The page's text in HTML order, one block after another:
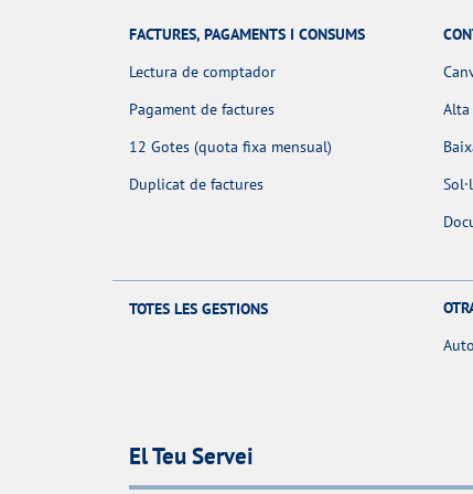
FACTURES, PAGAMENTS I CONSUMS
Lectura de comptador
Pagament de factures
12 Gotes (quota fixa mensual)
Duplicat de factures
TOTES LES GESTIONS
El Teu Servei